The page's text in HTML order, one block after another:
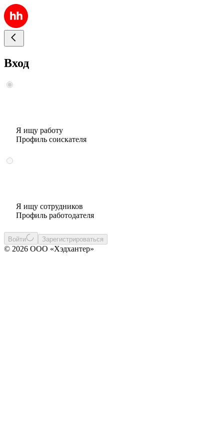
Вход
Я ищу работу
Профиль соискателя
Я ищу сотрудников
Профиль работодателя
Войти Зарегистрироваться
© 2026 ООО «Хэдхантер»